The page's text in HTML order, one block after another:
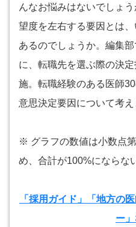
んなお悩みはないでしょ
望度を左右する要因とは
あるのでしょうか。編集
に、転職先を選ぶ際の決
施。転職経験のある医師
意思決定要因について考え
※ グラフの数値は小数点
め、合計が100%にならな
「採用ガイド」「地方の
ー